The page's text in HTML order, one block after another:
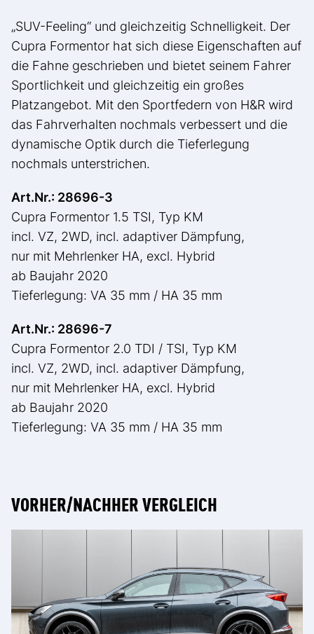
„SUV-Feeling“ und gleichzeitig Schnelligkeit. Der
Cupra Formentor hat sich diese Eigenschaften auf
die Fahne geschrieben und bietet seinem Fahrer
Sportlichkeit und gleichzeitig ein großes
Platzangebot. Mit den Sportfedern von H&R wird
das Fahrverhalten nochmals verbessert und die
dynamische Optik durch die Tieferlegung
nochmals unterstrichen.
Art.Nr.: 28696-3
Cupra Formentor 1.5 TSI, Typ KM
incl. VZ, 2WD, incl. adaptiver Dämpfung,
nur mit Mehrlenker HA, excl. Hybrid
ab Baujahr 2020
Tieferlegung: VA 35 mm / HA 35 mm
Art.Nr.: 28696-7
Cupra Formentor 2.0 TDI / TSI, Typ KM
incl. VZ, 2WD, incl. adaptiver Dämpfung,
nur mit Mehrlenker HA, excl. Hybrid
ab Baujahr 2020
Tieferlegung: VA 35 mm / HA 35 mm
VORHER/NACHHER VERGLEICH